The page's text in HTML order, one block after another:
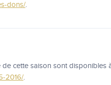
dons/.
cette saison sont disponibles
2016/.